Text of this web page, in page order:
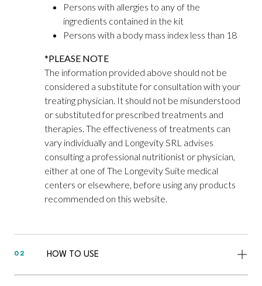
Persons with allergies to any of the
ingredients contained in the kit
Persons with a body mass index less than 18
*PLEASE NOTE
The information provided above should not be
considered a substitute for consultation with your
treating physician. It should not be misunderstood
or substituted for prescribed treatments and
therapies. The effectiveness of treatments can
vary individually and Longevity SRL advises
consulting a professional nutritionist or physician,
either at one of The Longevity Suite medical
centers or elsewhere, before using any products
recommended on this website.
02 HOW TO USE